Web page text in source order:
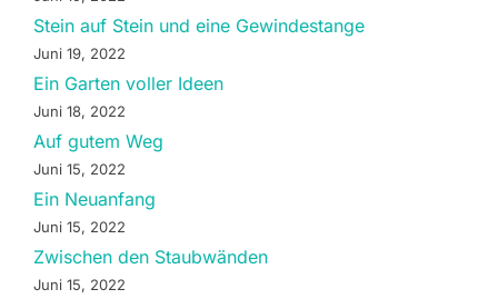
Stein auf Stein und eine Gewindestange
Juni 19, 2022
Ein Garten voller Ideen
Juni 18, 2022
Auf gutem Weg
Juni 15, 2022
Ein Neuanfang
Juni 15, 2022
Zwischen den Staubwänden
Juni 15, 2022